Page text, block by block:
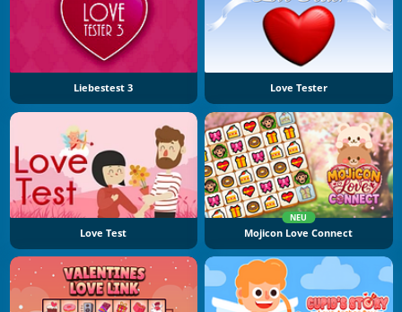
Liebestest 3 Love Tester
Love Test
NEU
Mojicon Love Connect